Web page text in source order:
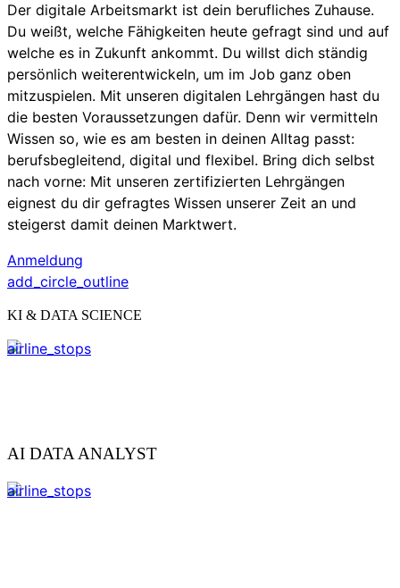
Der digitale Arbeitsmarkt ist dein berufliches Zuhause.
Du weißt, welche Fähigkeiten heute gefragt sind und auf
welche es in Zukunft ankommt. Du willst dich ständig
persönlich weiterentwickeln, um im Job ganz oben
mitzuspielen. Mit unseren digitalen Lehrgängen hast du
die besten Voraussetzungen dafür. Denn wir vermitteln
Wissen so, wie es am besten in deinen Alltag passt:
berufsbegleitend, digital und flexibel. Bring dich selbst
nach vorne: Mit unseren zertifizierten Lehrgängen
eignest du dir gefragtes Wissen unserer Zeit an und
steigerst damit deinen Marktwert.
Anmeldung
add_circle_outline
KI & DATA SCIENCE
airline_stops
AI DATA ANALYST
airline_stops